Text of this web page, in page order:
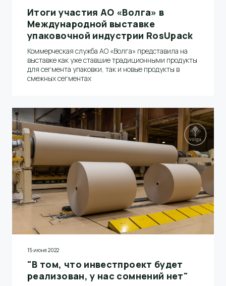
Итоги участия АО «Волга» в
Международной выставке
упаковочной индустрии RosUpack
Коммерческая служба АО «Волга» представила на
выставке как уже ставшие традиционными продукты
для сегмента упаковки, так и новые продукты в
смежных сегментах
15 июня 2022
"В том, что инвестпроект будет
реализован, у нас сомнений нет"